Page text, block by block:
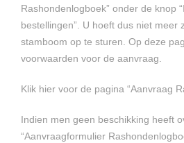
Rashondenlogboek” onder de knop
bestellingen”. U hoeft dus niet meer
stamboom op te sturen. Op deze
voorwaarden voor de aanvraag.
Klik hier voor de pagina “Aanvraag
Indien men geen beschikking heeft
“Aanvraagformulier